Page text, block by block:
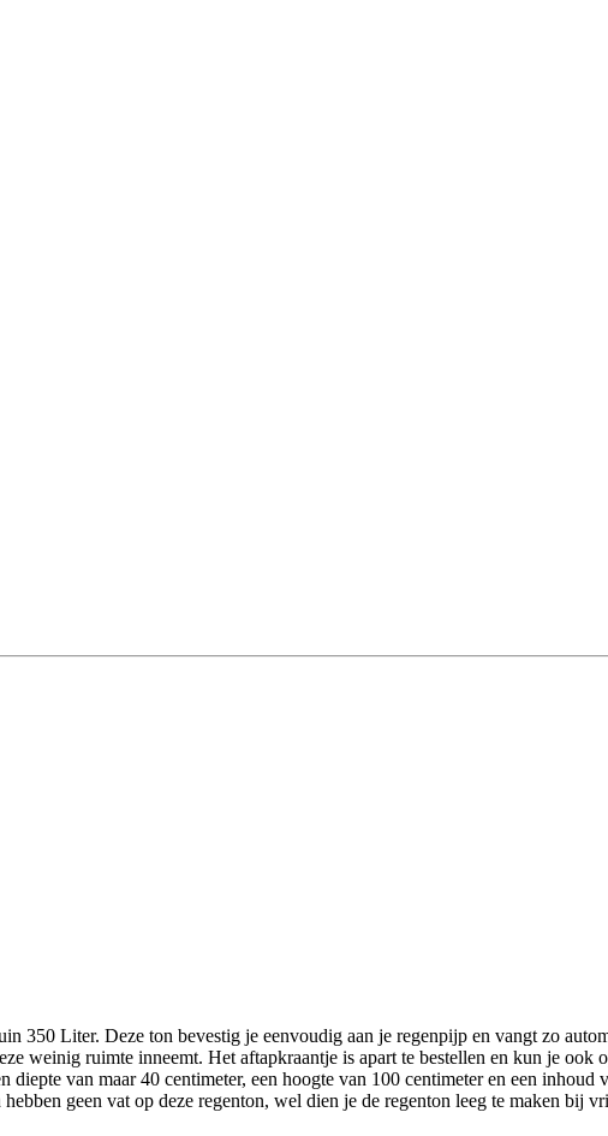
350 Liter. Deze ton bevestig je eenvoudig aan je regenpijp en vangt zo
weinig ruimte inneemt. Het aftapkraantje is apart te bestellen en kun je ook
van maar 40 centimeter, een hoogte van 100 centimeter en een
geen vat op deze regenton, wel dien je de regenton leeg te maken bij